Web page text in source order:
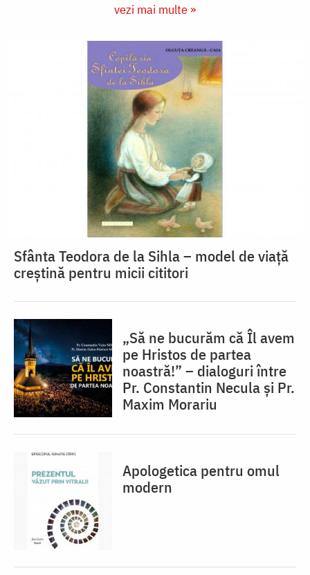
vezi mai multe »
Sfânta Teodora de la Sihla – model de viaţă
creştină pentru micii cititori
„Să ne bucurăm că Îl avem
pe Hristos de partea
noastră!” – dialoguri între
Pr. Constantin Necula și Pr.
Maxim Morariu
Apologetica pentru omul
modern